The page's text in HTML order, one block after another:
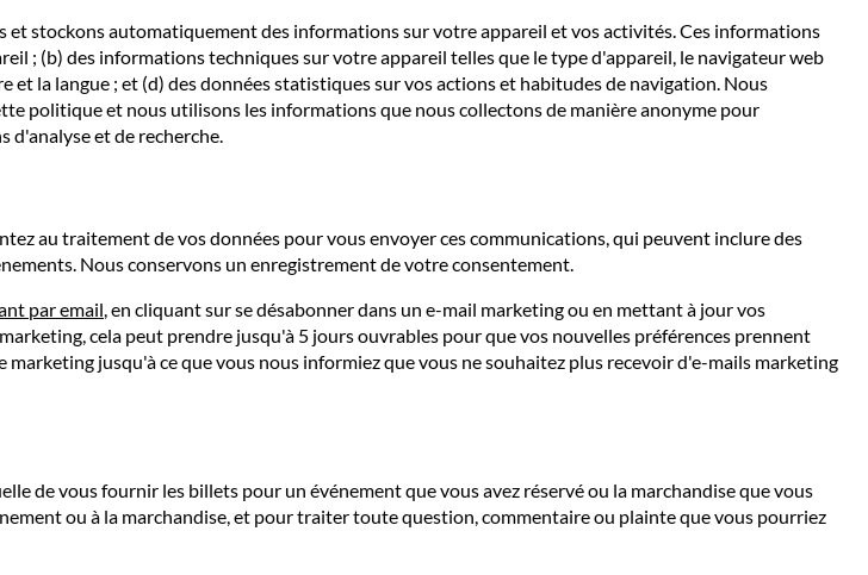
stockons automatiquement des informations sur votre appareil et vos activités. Ces informations
; (b) des informations techniques sur votre appareil telles que le type d'appareil, le navigateur web
la langue ; et (d) des données statistiques sur vos actions et habitudes de navigation. Nous
politique et nous utilisons les informations que nous collectons de manière anonyme pour
d'analyse et de recherche.
au traitement de vos données pour vous envoyer ces communications, qui peuvent inclure des
Nous conservons un enregistrement de votre consentement.
par email, en cliquant sur se désabonner dans un e-mail marketing ou en mettant à jour vos
cela peut prendre jusqu'à 5 jours ouvrables pour que vos nouvelles préférences prennent
jusqu'à ce que vous nous informiez que vous ne souhaitez plus recevoir d'e-mails marketing
de vous fournir les billets pour un événement que vous avez réservé ou la marchandise que vous
ou à la marchandise, et pour traiter toute question, commentaire ou plainte que vous pourriez